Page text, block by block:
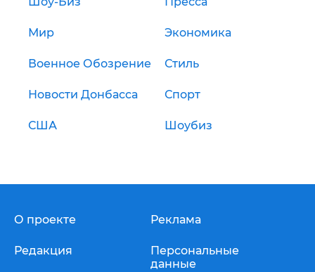
Мир Экономика
Военное Обозрение Стиль
Новости Донбасса Спорт
США Шоубиз
О проекте
Редакция
Реклама
Персональные
данные